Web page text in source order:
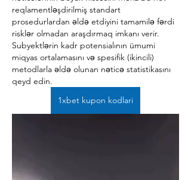
reqlamentləşdirilmiş standart
prosedurlardan əldə etdiyini tamamilə fərdi
risklər olmadan araşdırmaq imkanı verir.
Subyektlərin kadr potensialının ümumi
miqyas ortalamasını və spesifik (ikincili)
metodlarla əldə olunan nəticə statistikasını
qeyd edin.
1xbet kupon kodlari